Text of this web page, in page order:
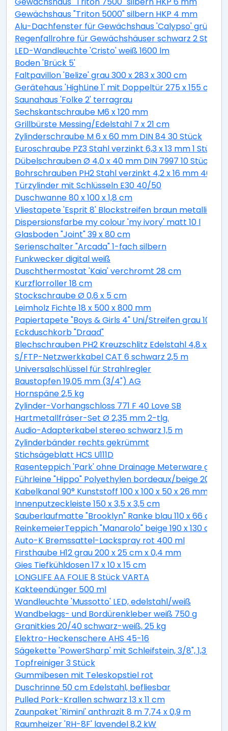
Gewächshaus "Triton 5000" silbern HKP 4 mm
Alu-Dachfenster für Gewächshaus 'Calypso' grün
Regenfallrohre für Gewächshäuser schwarz 2 Stück
LED-Wandleuchte 'Cristo' weiß 1600 lm
Boden 'Brück 5'
Faltpavillon 'Belize' grau 300 x 283 x 300 cm
Gerätehaus 'HighLine 1' mit Doppeltür 275 x 155 cm
Saunahaus 'Folke 2' terragrau
Sechskantschraube M6 x 120 mm
Grillbürste Messing/Edelstahl 7 x 21 cm
Zylinderschraube M 6 x 60 mm DIN 84 30 Stück
Euroschraube PZ3 Stahl verzinkt 6,3 x 13 mm 1 Stück
Dübelschrauben Ø 4,0 x 40 mm DIN 7997 10 Stück
Bohrschrauben PH2 Stahl verzinkt 4,2 x 16 mm 40
Türzylinder mit Schlüsseln E30 40/50
Duschwanne 80 x 100 x 1,8 cm
Vliestapete 'Esprit 8' Blockstreifen braun metallic
Dispersionsfarbe my colour 'my ivory' matt 10 l
Glasboden "Joint" 39 x 80 cm
Serienschalter "Arcada" 1-fach silbern
Funkwecker digital weiß
Duschthermostat 'Kaia' verchromt 28 cm
Kurzflorroller 18 cm
Stockschraube Ø 0,6 x 5 cm
Leimholz Fichte 18 x 500 x 800 mm
Papiertapete "Boys & Girls 4" Uni/Streifen grau 10,05
Eckduschkorb "Draad"
Blechschrauben PH2 Kreuzschlitz Edelstahl 4,8 x 19
S/FTP-Netzwerkkabel CAT 6 schwarz 2,5 m
Universalschlüssel für Strahlregler
Baustopfen 19,05 mm (3/4") AG
Hornspäne 2,5 kg
Zylinder-Vorhangschloss 771 F 40 Love SB
Hartmetallfräser-Set Ø 2,35 mm 2-tlg.
Audio-Adapterkabel stereo schwarz 1,5 m
Zylinderbänder rechts gekrümmt
Stichsägeblatt HCS U111D
Rasenteppich 'Park' ohne Drainage Meterware
Führleine "Hippo" Polyethylen bordeaux/beige 200
Kabelkanal 90° Kunststoff 100 x 100 x 50 x 26 mm
Innenputzeckleiste 150 x 3,5 x 3,5 cm
Sauberlaufmatte "Brooklyn" Ranke blau 110 x 66 cm
ReinkemeierTeppich "Manarolo" beige 190 x 130 cm
Auto-K Bremssattel-Lackspray rot 400 ml
Firsthaube H12 grau 200 x 25 cm x 0,4 mm
Gies Tiefkühldosen 17 x 10 x 15 cm
LONGLIFE AA FOLIE 8 Stück VARTA
Kakteendünger 500 ml
Wandleuchte 'Mussotto' LED, edelstahl/weiß
Wandbelags- und Bordürenkleber weiß 750 g
Granitkies 20/40 schwarz-weiß, 25 kg
Elektro-Heckenschere AHS 45-16
Sägekette 'PowerSharp' mit Schleifstein, 3/8", 1,3
Topfreiniger 3 Stück
Gummibesen mit Teleskopstiel rot
Duschrinne 50 cm Edelstahl, befliesbar
Pulled Pork-Krallen schwarz 13 x 11 cm
Zaunpaket 'Rimini' anthrazit 8 m 7,74 x 0,9 m
Raumheizer 'RH-8F' lavendel 8,2 kW